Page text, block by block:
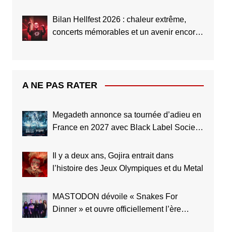
Bilan Hellfest 2026 : chaleur extrême,
concerts mémorables et un avenir encore
A NE PAS RATER
Megadeth annonce sa tournée d’adieu en
France en 2027 avec Black Label Society
Il y a deux ans, Gojira entrait dans
l’histoire des Jeux Olympiques et du Metal
MASTODON dévoile « Snakes For
Dinner » et ouvre officiellement l’ère